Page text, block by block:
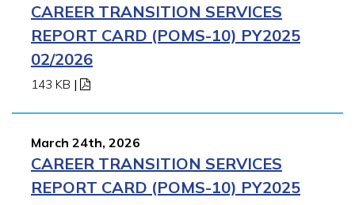
CAREER TRANSITION SERVICES
REPORT CARD (POMS-10) PY2025
02/2026
143 KB |
March 24th, 2026
CAREER TRANSITION SERVICES
REPORT CARD (POMS-10) PY2025